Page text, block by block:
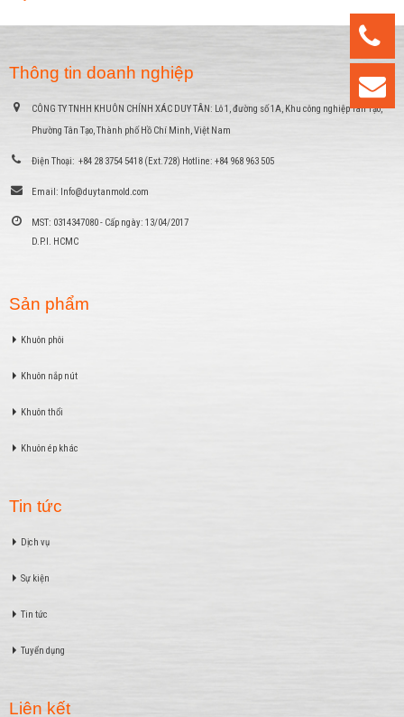
Thông tin doanh nghiệp
CÔNG TY TNHH KHUÔN CHÍNH XÁC DUY TÂN: Lô 1, đường số 1A, Khu công nghiệp Tân Tạo,
Phường Tân Tạo, Thành phố Hồ Chí Minh, Việt Nam
Điện Thoại: +84 28 3754 5418 (Ext.728) Hotline: +84 968 963 505
Email: Info@duytanmold.com
MST: 0314347080 - Cấp ngày: 13/04/2017
D.P.I. HCMC
Sản phẩm
Khuôn phôi
Khuôn nắp nút
Khuôn thổi
Khuôn ép khác
Tin tức
Dịch vụ
Sự kiện
Tin tức
Tuyển dụng
Liên kết